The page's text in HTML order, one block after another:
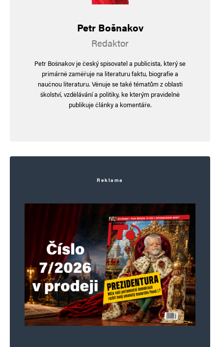
že to entitu „hloubal“ nijak nezasáhne…
Popravdě bych si s ním rád dal rozhovor
na kameru a pustil to na web… jsem jen
zvědavý, jak by reagoval na logiku…
(případným zájemcům vysvětlím co to
bydlení“ není žádné dostupné bydlení. náklady
na bydlení a výstavba bydlení je, byla a bude
vždy nákladná záležitost. podvodná pirátská
politika přerozdělování, dotování a přidělování je
podvod a okrádání, korupční rozkrádání
veřejných peněz a skryté okrádání občanů.
rozdávání levných peněz zdražuje všechno.
Novodobý sockomunizmus..
Petr Bošnakov
Redaktor
Petr Bošnakov je český spisovatel a publicista, který se
primárně zaměřuje na literaturu faktu, biografie a
naučnou literaturu. Věnuje se také tématům z oblasti
školství, vzdělávání a politiky, ke kterým pravidelně
publikuje články a komentáře.
Reklama